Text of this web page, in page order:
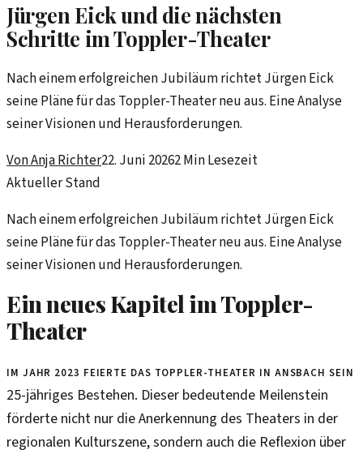
Jürgen Eick und die nächsten
Schritte im Toppler-Theater
Nach einem erfolgreichen Jubiläum richtet Jürgen Eick
seine Pläne für das Toppler-Theater neu aus. Eine Analyse
seiner Visionen und Herausforderungen.
VonAnja Richter22. Juni 20262Min Lesezeit
Aktueller Stand
Nach einem erfolgreichen Jubiläum richtet Jürgen Eick
seine Pläne für das Toppler-Theater neu aus. Eine Analyse
seiner Visionen und Herausforderungen.
Ein neues Kapitel im Toppler-
Theater
Im Jahr 2023 feierte das Toppler-Theater in Ansbach sein
25-jähriges Bestehen. Dieser bedeutende Meilenstein
förderte nicht nur die Anerkennung des Theaters in der
regionalen Kulturszene, sondern auch die Reflexion über